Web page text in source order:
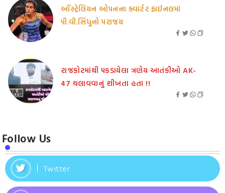
ઑસ્ટ્રેલિયન ઓપનના ક્વાર્ટર ફાઈનલમાં
પી.વી.સિંધુનો પરાજય
રાજકોટમાંથી પકડાયેલા ત્રણેય આતંકીઓ AK-
47 ચલાવવાનું શીખતા હતા !!
Follow Us
Twitter